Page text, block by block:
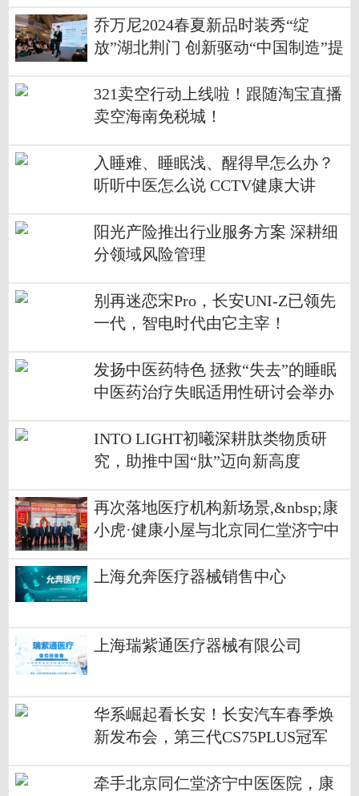
乔万尼2024春夏新品时装秀“绽
放”湖北荆门 创新驱动“中国制造”提
321卖空行动上线啦！跟随淘宝直播
卖空海南免税城！
入睡难、睡眠浅、醒得早怎么办？
听听中医怎么说 CCTV健康大讲
阳光产险推出行业服务方案 深耕细
分领域风险管理
别再迷恋宋Pro，长安UNI-Z已领先
一代，智电时代由它主宰！
发扬中医药特色 拯救“失去”的睡眠
中医药治疗失眠适用性研讨会举办
INTO LIGHT初曦深耕肽类物质研
究，助推中国“肽”迈向新高度
再次落地医疗机构新场景,&nbsp;康
小虎·健康小屋与北京同仁堂济宁中
上海允奔医疗器械销售中心
上海瑞紫通医疗器械有限公司
华系崛起看长安！长安汽车春季焕
新发布会，第三代CS75PLUS冠军
市!
牵手北京同仁堂济宁中医医院，康